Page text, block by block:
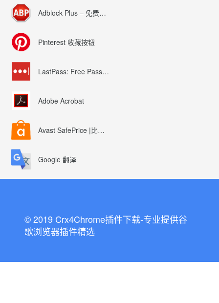
Adblock Plus – 免费的广告拦截器
Pinterest 收藏按钮
LastPass: Free Password Manager
Adobe Acrobat
Avast SafePrice |比较、交易、优惠券
Google 翻译
© 2019 Crx4Chrome插件下载-专业提供谷
歌浏览器插件精选